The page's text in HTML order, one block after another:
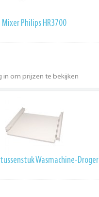
Mixer Philips HR3700
in om prijzen te bekijken
Wasmachine-Droger